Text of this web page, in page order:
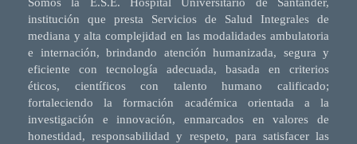
Somos la E.S.E. Hospital Universitario de Santander,
institución que presta Servicios de Salud Integrales de
mediana y alta complejidad en las modalidades ambulatoria
e internación, brindando atención humanizada, segura y
eficiente con tecnología adecuada, basada en criterios
éticos, científicos con talento humano calificado;
fortaleciendo la formación académica orientada a la
investigación e innovación, enmarcados en valores de
honestidad, responsabilidad y respeto, para satisfacer las